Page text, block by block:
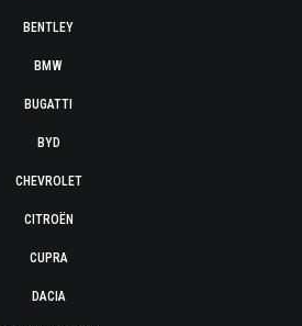
BENTLEY
BMW
BUGATTI
BYD
CHEVROLET
CITROËN
CUPRA
DACIA